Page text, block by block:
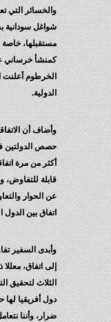
والخسائر التي
شواغل سودانية
مستقبلها، خاصة
كمنشأ خرساني
الخرطوم أعلنت
الدولية.
وأضاف أن
حصص الدولتين
أكثر من مرة
قابلة للتفاوض،
عن الحوار
اتفاق بين الدول
وأبدى السفير
إلى اتفاق،
الثلاث لتحقيق
دول أفريقيا لها
ضرار، وأننا